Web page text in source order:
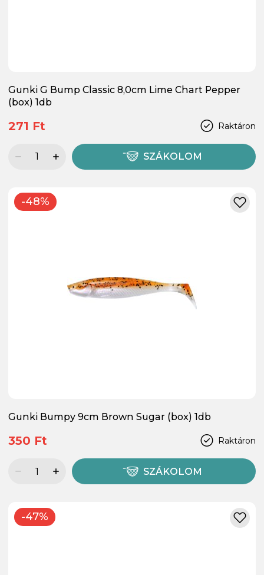
Gunki G Bump Classic 8,0cm Lime Chart Pepper
(box) 1db
Raktáron
271 Ft
SZÁKOLOM
-48%
Gunki Bumpy 9cm Brown Sugar (box) 1db
Raktáron
350 Ft
SZÁKOLOM
-47%